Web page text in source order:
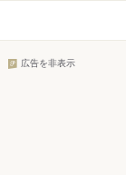
広告を非表示